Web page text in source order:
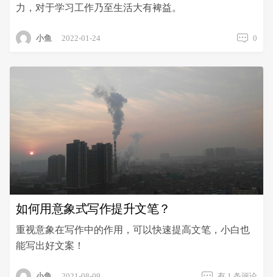
力，对于学习工作乃至生活大有裨益。
小鱼 2022-01-24 0
如何用意象式写作提升文笔？
重视意象在写作中的作用，可以快速提高文笔，小白也
能写出好文案！